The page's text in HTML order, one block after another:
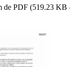
de PDF (519.23 KB